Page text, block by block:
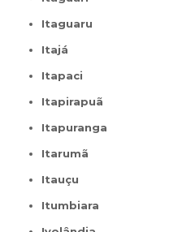
Itaguaru
Itajá
Itapaci
Itapirapuã
Itapuranga
Itarumã
Itauçu
Itumbiara